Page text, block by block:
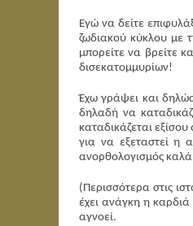
Εγώ να δείτε
ζωδιακού κύκλου με
μπορείτε να βρείτε
δισεκατομμυρίων!
Έχω γράψει και
δηλαδή να
καταδικάζεται
για να εξεταστεί η
ανορθολογισμός καλά
(Περισσότερα στις
έχει ανάγκη η
αγνοεί.